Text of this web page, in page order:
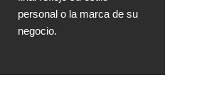
personal o la marca de su
negocio.